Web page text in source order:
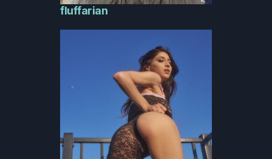
fluffarian